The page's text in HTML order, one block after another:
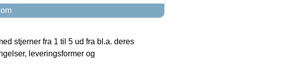
stjerner fra 1 til 5 ud fra bl.a. deres
leveringsformer og